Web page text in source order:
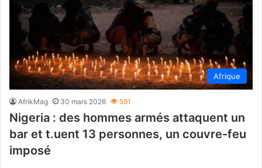
Afrique
AfrikMag 30 mars 2026 591
Nigeria : des hommes armés attaquent un
bar et t.uent 13 personnes, un couvre-feu
imposé